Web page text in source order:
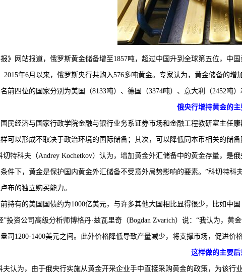
网站报道，俄罗斯黄金储备增至1857吨，超过中国升到全球第五位，中国
2015年6月以来，俄罗斯央行共购入576多吨黄金。专家认为，黄金储备的增
四位的国家分别为美国（8133吨）、德国（3374吨）、意大利（2452吨）
俄央行增持黄金的主
经济与国家行政学院金融与银行业务系证券市场和金融工程教研室主任康
可以形成不取决于政治环境的国际储备；其次，可以降低同本币相关的储
切特科夫（Andrey Kochetkov）认为，增加黄金外汇储备中的黄金存量，
件下，黄金是保护国内黄金外汇储备不受意外局势影响的要素。”科切特
布的独立购买能力。
有的美国国债约为1000亿美元，与许多其他大国相比显得很少，比如中
”投资公司高级分析师博格丹·兹瓦里奇（Bogdan Zvarich）说：“我认为，
司1200-1400美元之间。此外价格降低导致产量减少，将支撑市场，促进价
这样做的主要后
为，由于俄央行实施从黄金开采企业手中直接采购黄金的政策，为该行